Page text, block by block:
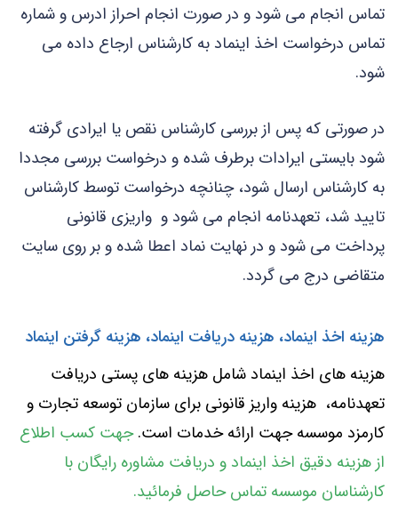
تماس انجام می شود و در صورت انجام احراز ادرس و شماره
تماس درخواست اخذ اینماد به کارشناس ارجاع داده می
شود.
در صورتی که پس از بررسی کارشناس نقص یا ایرادی گرفته
شود بایستی ایرادات برطرف شده و درخواست بررسی مجددا
به کارشناس ارسال شود، چنانچه درخواست توسط کارشناس
تایید شد، تعهدنامه انجام می شود و واریزی قانونی
پرداخت می شود و در نهایت نماد اعطا شده و بر روی سایت
متقاضی درج می گردد.
هزینه اخذ اینماد، هزینه دریافت اینماد، هزینه گرفتن اینماد
هزینه‌ های اخذ اینماد شامل هزینه های پستی دریافت
تعهدنامه، هزینه واریز قانونی برای سازمان توسعه تجارت و
کارمزد موسسه جهت ارائه خدمات است.جهت کسب اطلاع
از هزینه دقیق اخذ اینماد و دریافت مشاوره رایگان با
کارشناسان موسسه تماس حاصل فرمائید.